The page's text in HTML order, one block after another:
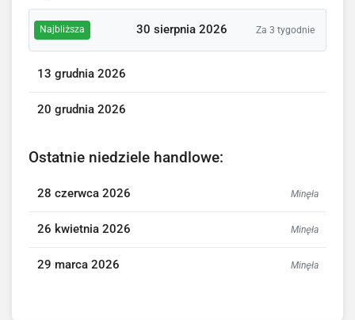
Najbliższa 30 sierpnia 2026 Za 3 tygodnie
13 grudnia 2026
20 grudnia 2026
Ostatnie niedziele handlowe:
28 czerwca 2026 Minęła
26 kwietnia 2026 Minęła
29 marca 2026 Minęła